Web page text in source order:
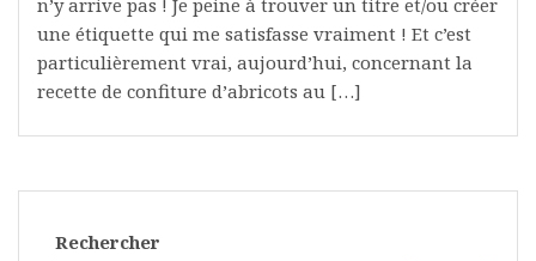
une étiquette qui me satisfasse vraiment ! Et c’est
particulièrement vrai, aujourd’hui, concernant la
recette de confiture d’abricots au […]
Rechercher